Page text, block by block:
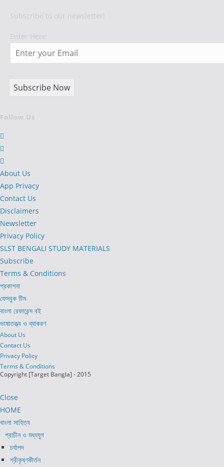
Subscribe to our newsletter!
Enter Here
Follow Us
new
tab
a
new
tab
in
a
new
tab
About Us
App Privacy
Contact Us
Disclaimers
Newsletter
Privacy Policy
SLST BENGALI STUDY MATERIALS
Subscribe
Terms & Conditions
প্রকাশনা
ফেসবুক টিম
বাংলা রেফারেন্স বই
ভাষাতত্ত্ব ও ব্যাকরণ
About Us
Contact Us
Privacy Policy
Terms & Conditions
Copyright [Target Bangla] - 2015
Close
HOME
বাংলা সাহিত্য
প্রাচীন ও মধ্যযুগ
চর্যাপদ
শ্রীকৃষ্ণকীর্তন